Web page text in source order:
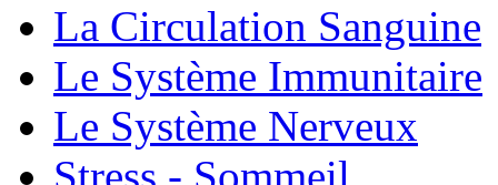
La Circulation Sanguine
Le Système Immunitaire
Le Système Nerveux
Stress - Sommeil